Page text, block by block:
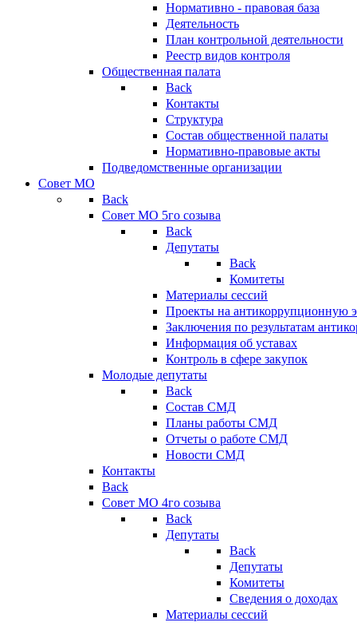
Нормативно - правовая база
Деятельность
План контрольной деятельности
Реестр видов контроля
Общественная палата
Back
Контакты
Структура
Состав общественной палаты
Нормативно-правовые акты
Подведомственные организации
Совет МО
Back
Совет МО 5го созыва
Back
Депутаты
Back
Комитеты
Материалы сессий
Проекты на антикоррупционную
Заключения по результатам
Информация об уставах
Контроль в сфере закупок
Молодые депутаты
Back
Состав СМД
Планы работы СМД
Отчеты о работе СМД
Новости СМД
Контакты
Back
Совет МО 4го созыва
Back
Депутаты
Back
Депутаты
Комитеты
Сведения о доходах
Материалы сессий